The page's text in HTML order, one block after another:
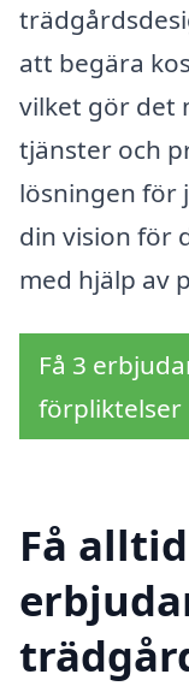
att begära
vilket gör det
tjänster och
lösningen för
din vision för
med hjälp av
Få 3
förpliktelser
Få